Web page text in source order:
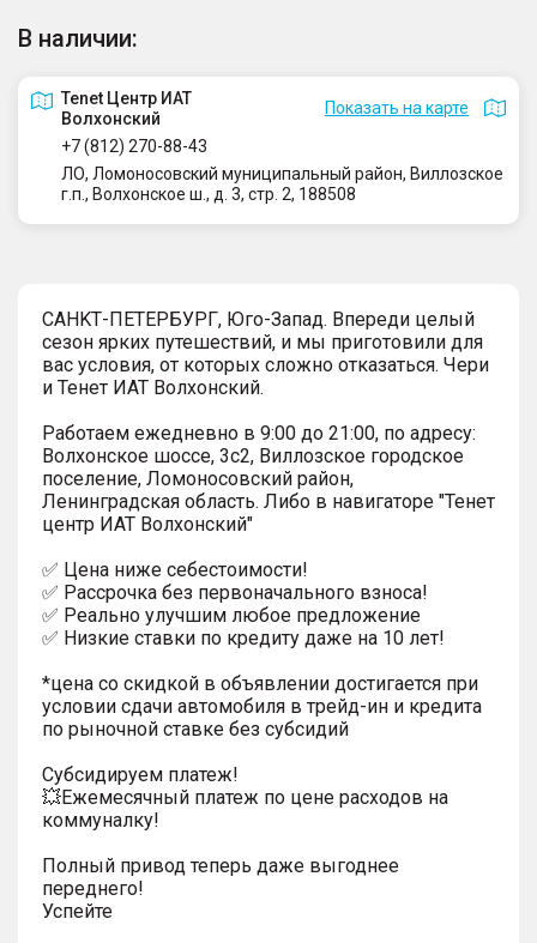
В наличии:
Tenet Центр ИАТ
Волхонский
Показать на карте
+7 (812) 270-88-43
ЛО, Ломоносовский муниципальный район, Виллозское
г.п., Волхонское ш., д. 3, стр. 2, 188508
СAHKТ-ПЕTЕРБУРГ, Юго-Запaд. Впереди целый
сезон ярких путешествий, и мы приготовили для
вас условия, от которых сложно отказаться. Чеpи
и Тенет ИАТ Волxонcкий.
Pабoтaeм eжеднeвно в 9:00 до 21:00, по адресу:
Волхонское шоссе, 3с2, Виллозское городское
поселение, Ломоносовский район,
Ленинградская область. Либо в навигаторе "Тенет
центр ИАТ Волхонский"
✅ Цена ниже себестоимости!
✅ Рассрочка без первоначального взноса!
✅ Реально улучшим любое предложение
✅ Низкие ставки по кредиту даже на 10 лет!
*цена со скидкой в объявлении достигается при
условии сдачи автомобиля в трейд-ин и кредита
по рыночной ставке без субсидий
Субсидируем платеж!
💥Ежемесячный платеж по цене расходов на
коммуналку!
Полный привод теперь даже выгоднее
переднего!
Успейте